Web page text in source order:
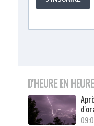
D'HEURE EN HEURE